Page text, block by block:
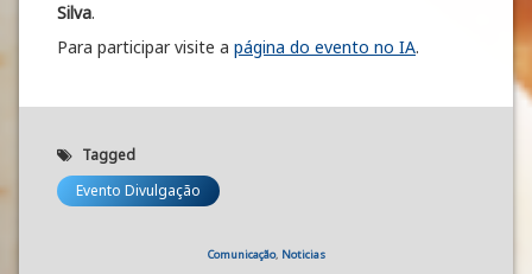
Silva.
Para participar visite a página do evento no IA.
Tagged
Evento Divulgação
Categories:
Comunicação, Noticias